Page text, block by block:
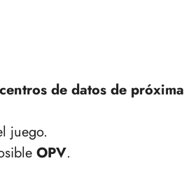
de datos de próxima
juego.
OPV.